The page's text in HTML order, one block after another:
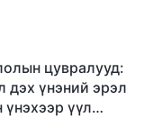
цувралууд:
дэх үнэний эрэл
үнэхээр үүл